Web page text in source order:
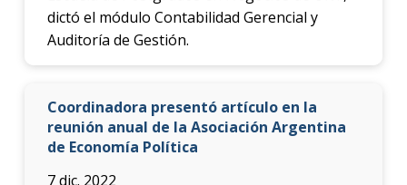
dictó el módulo Contabilidad Gerencial y
Auditoría de Gestión.
Coordinadora presentó artículo en la
reunión anual de la Asociación Argentina
de Economía Política
7 dic. 2022